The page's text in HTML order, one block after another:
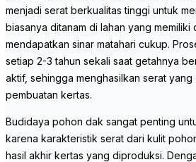
menjadi serat berkualitas tinggi untuk
biasanya ditanam di lahan yang memiliki
mendapatkan sinar matahari cukup.
setiap 2-3 tahun sekali saat getahnya
aktif, sehingga menghasilkan serat yang
pembuatan kertas.
Budidaya pohon dak sangat penting
karena karakteristik serat dari kulit
hasil akhir kertas yang diproduksi.